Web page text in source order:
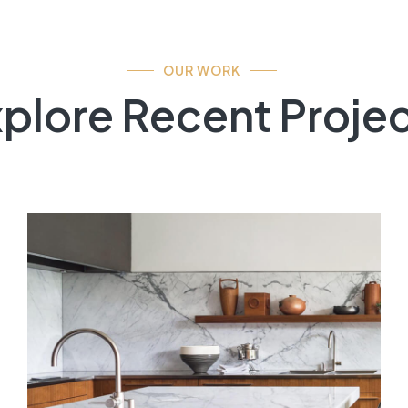
OUR WORK
Recent